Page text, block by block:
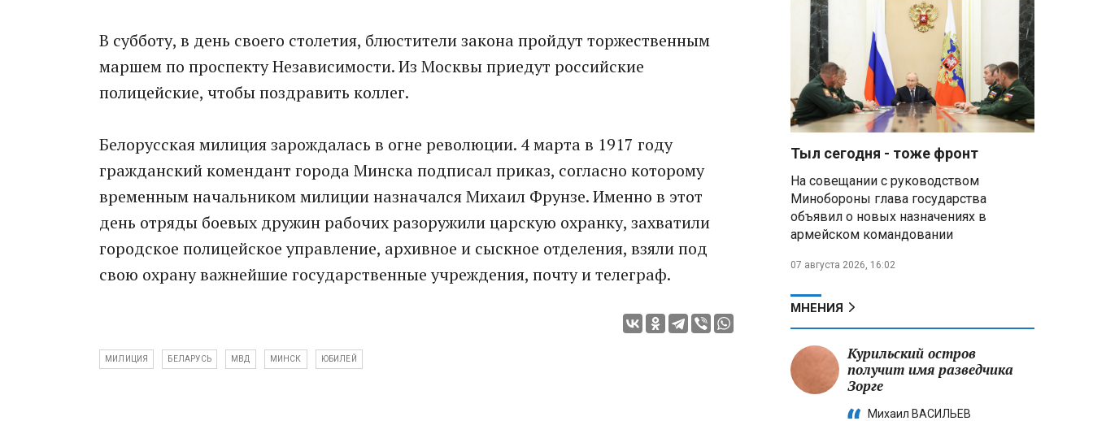
В субботу, в день своего столетия, блюстители закона пройдут торжественным
маршем по проспекту Независимости. Из Москвы приедут российские
полицейские, чтобы поздравить коллег.
Белорусская милиция зарождалась в огне революции. 4 марта в 1917 году
гражданский комендант города Минска подписал приказ, согласно которому
временным начальником милиции назначался Михаил Фрунзе. Именно в этот
день отряды боевых дружин рабочих разоружили царскую охранку, захватили
городское полицейское управление, архивное и сыскное отделения, взяли под
свою охрану важнейшие государственные учреждения, почту и телеграф.
МИЛИЦИЯ БЕЛАРУСЬ МВД МИНСК ЮБИЛЕЙ
Тыл сегодня - тоже фронт
На совещании с руководством
Минобороны глава государства
объявил о новых назначениях в
армейском командовании
07 августа 2026, 16:02
МНЕНИЯ
Курильский остров
получит имя разведчика
Зорге
Михаил ВАСИЛЬЕВ